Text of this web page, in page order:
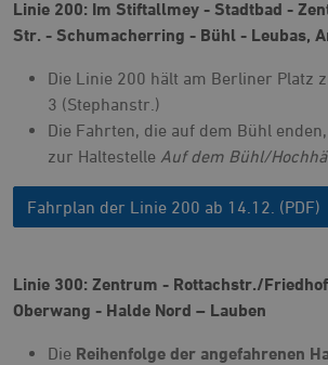
Linie 200: Im Stiftallmey - Stadtbad -
Str. - Schumacherring - Bühl - Leubas,
Die Linie 200 hält am Berliner Platz
3 (Stephanstr.)
Die Fahrten, die auf dem Bühl
zur Haltestelle Auf dem Bühl/
Fahrplan der Linie 200 ab 14.12. (PDF)
Linie 300: Zentrum - Rottachstr./
Oberwang - Halde Nord – Lauben
Die Reihenfolge der angefahrenen